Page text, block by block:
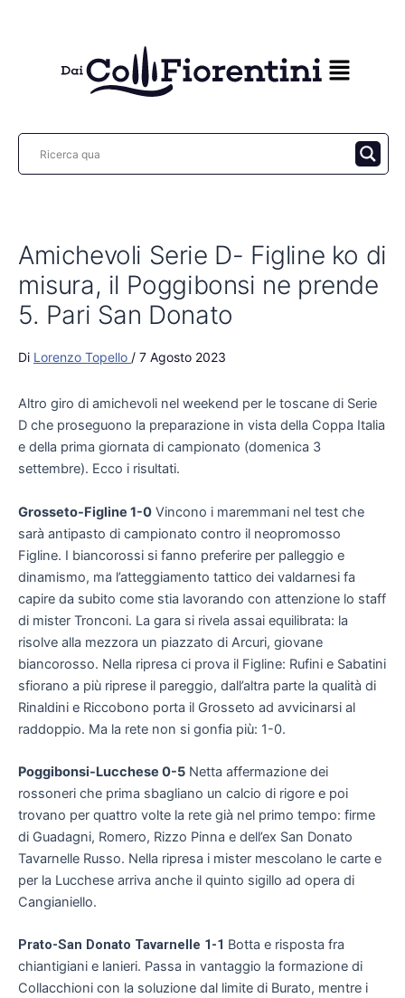
Amichevoli Serie D- Figline ko di
misura, il Poggibonsi ne prende
5. Pari San Donato
Di Lorenzo Topello / 7 Agosto 2023
Altro giro di amichevoli nel weekend per le toscane di Serie
D che proseguono la preparazione in vista della Coppa Italia
e della prima giornata di campionato (domenica 3
settembre). Ecco i risultati.
Grosseto-Figline 1-0 Vincono i maremmani nel test che
sarà antipasto di campionato contro il neopromosso
Figline. I biancorossi si fanno preferire per palleggio e
dinamismo, ma l’atteggiamento tattico dei valdarnesi fa
capire da subito come stia lavorando con attenzione lo staff
di mister Tronconi. La gara si rivela assai equilibrata: la
risolve alla mezzora un piazzato di Arcuri, giovane
biancorosso. Nella ripresa ci prova il Figline: Rufini e Sabatini
sfiorano a più riprese il pareggio, dall’altra parte la qualità di
Rinaldini e Riccobono porta il Grosseto ad avvicinarsi al
raddoppio. Ma la rete non si gonfia più: 1-0.
Poggibonsi-Lucchese 0-5 Netta affermazione dei
rossoneri che prima sbagliano un calcio di rigore e poi
trovano per quattro volte la rete già nel primo tempo: firme
di Guadagni, Romero, Rizzo Pinna e dell’ex San Donato
Tavarnelle Russo. Nella ripresa i mister mescolano le carte e
per la Lucchese arriva anche il quinto sigillo ad opera di
Cangianiello.
Prato-San Donato Tavarnelle 1-1 Botta e risposta fra
chiantigiani e lanieri. Passa in vantaggio la formazione di
Collacchioni con la soluzione dal limite di Burato, mentre i